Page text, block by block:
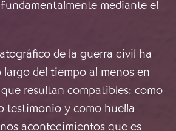
mediante el
de la guerra civil ha
del tiempo al menos en
resultan compatibles: como
testimonio y como huella
acontecimientos que es